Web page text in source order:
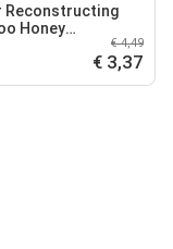
Reconstructing
Honey
€ 4,49
€ 3,37